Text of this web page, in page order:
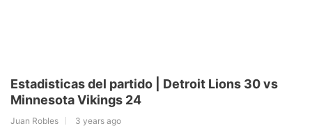
Estadisticas del partido | Detroit Lions 30 vs
Minnesota Vikings 24
Juan Robles 3 years ago